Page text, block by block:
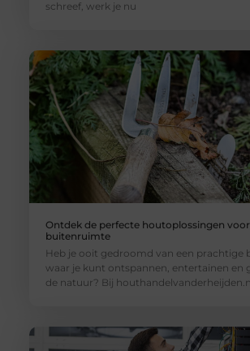
schreef, werk je nu
Ontdek de perfecte houtoplossingen
buitenruimte
Heb je ooit gedroomd van een prachtige
waar je kunt ontspannen, entertainen en
de natuur? Bij